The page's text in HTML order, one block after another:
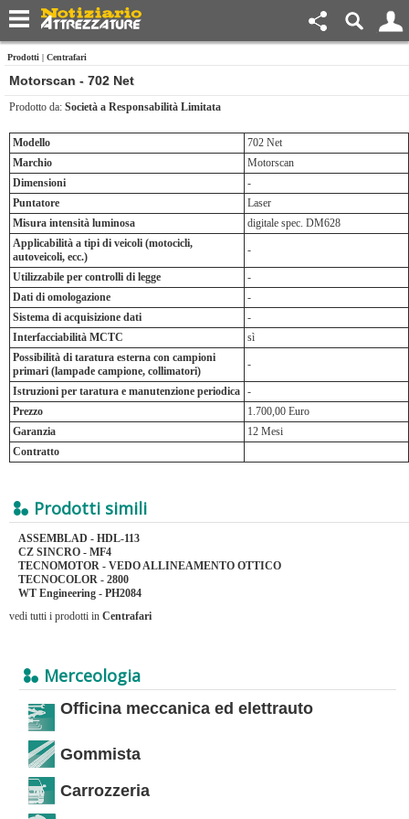
Prodotti | Centrafari
Motorscan - 702 Net
Prodotto da: Società a Responsabilità Limitata
Modello
702 Net
Marchio
Motorscan
Dimensioni
-
Puntatore
Laser
Misura intensità luminosa
digitale spec. DM628
Applicabilità a tipi di veicoli (motocicli,
autoveicoli, ecc.)
-
Utilizzabile per controlli di legge
-
Dati di omologazione
-
Sistema di acquisizione dati
-
Interfacciabilità MCTC
sì
Possibilità di taratura esterna con campioni
primari (lampade campione, collimatori)
-
Istruzioni per taratura e manutenzione periodica -
Prezzo
1.700,00 Euro
Garanzia
12 Mesi
Contratto
Prodotti simili
ASSEMBLAD - HDL-113
CZ SINCRO - MF4
TECNOMOTOR - VEDO ALLINEAMENTO OTTICO
TECNOCOLOR - 2800
WT Engineering - PH2084
vedi tutti i prodotti in Centrafari
Merceologia
Officina meccanica ed elettrauto
Gommista
Carrozzeria